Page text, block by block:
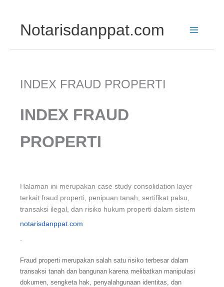
Notarisdanppat.com
INDEX FRAUD PROPERTI
INDEX FRAUD
PROPERTI
Halaman ini merupakan case study consolidation layer
terkait fraud properti, penipuan tanah, sertifikat palsu,
transaksi ilegal, dan risiko hukum properti dalam sistem
notarisdanppat.com
.
Fraud properti merupakan salah satu risiko terbesar dalam
transaksi tanah dan bangunan karena melibatkan manipulasi
dokumen, sengketa hak, penyalahgunaan identitas, dan